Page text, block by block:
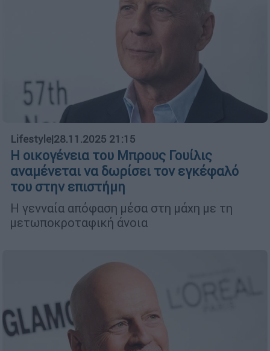
Lifestyle|28.11.2025 21:15
Η οικογένεια του Μπρους Γουίλις
αναμένεται να δωρίσει τον εγκέφαλό
του στην επιστήμη
Η γενναία απόφαση μέσα στη μάχη με τη
μετωποκροταφική άνοια